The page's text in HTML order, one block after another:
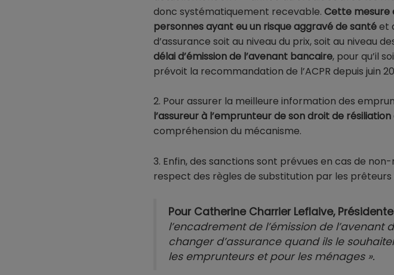
donc systématiquement recevable. Cette mesure
personnes ayant eu un risque aggravé de santéet
d’assurance soit au niveau du prix, soit au niveau
délai d’émission de l’avenant bancaire, pour qu’il
prévoit la recommandation de l’ACPR depuis juin
2. Pour assurer la meilleure information des
l’assureur à l’emprunteur de son droit de
compréhension du mécanisme.
3. Enfin, des sanctions sont prévues en cas de
respect des règles de substitution par les prêteurs
Pour Catherine Charrier Leflaive, Présidente
l’encadrement de l’émission de
changer d’assurance quand ils le
les emprunteurs et pour les ménages ».